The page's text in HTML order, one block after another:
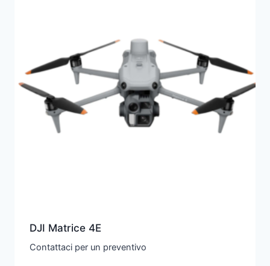
DJI Matrice 4E
Contattaci per un preventivo